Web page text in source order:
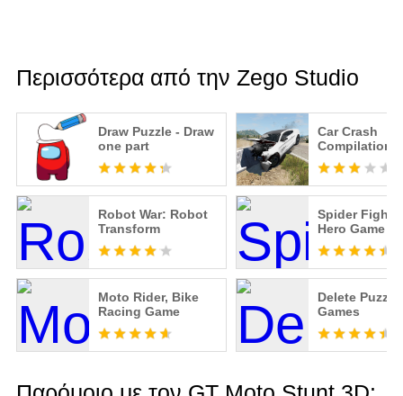
Περισσότερα από την Zego Studio
Draw Puzzle - Draw
one part
Car Crash
Compilation
Robot War: Robot
Transform
Spider
Hero Game
Moto Rider, Bike
Racing Game
Delete
Games